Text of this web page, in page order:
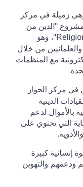
زميلة في مركز
2016 ومؤسسة مشروع "الدين من
"، وهو
من خلال
مع المنظمات
في مركز الحوار
القيادات الدينية
بالأموال لدعم
التي تحتوي على
إنسانية كبيرة
ودعمهم والتهوين